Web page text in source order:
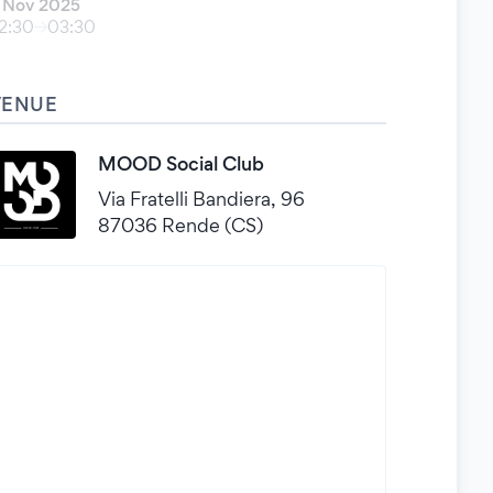
2025
03:30
MOOD Social Club
Via Fratelli Bandiera, 96
87036 Rende (CS)